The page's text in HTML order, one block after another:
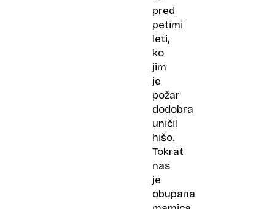
pred
petimi
leti,
ko
jim
je
požar
dodobra
uničil
hišo.
Tokrat
nas
je
obupana